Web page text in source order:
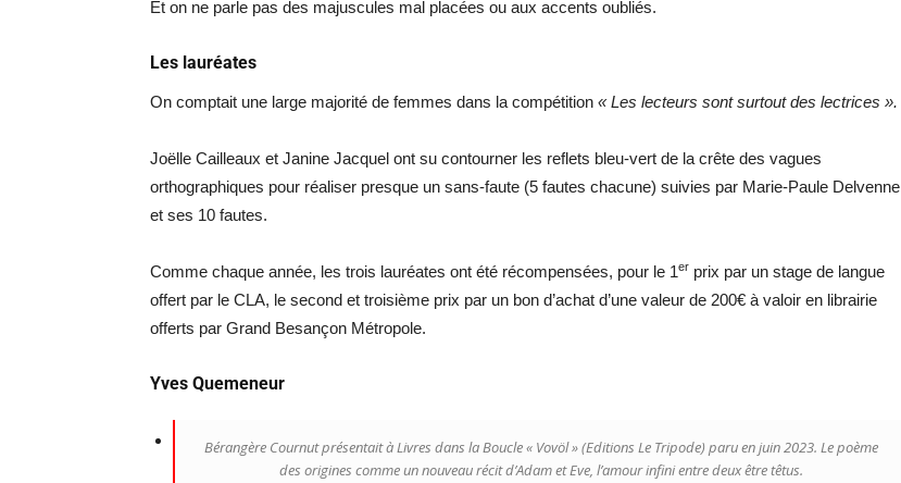
Et on ne parle pas des majuscules mal placées ou aux accents oubliés.
Les lauréates
On comptait une large majorité de femmes dans la compétition « Les lecteurs sont surtout des lectrices ».
Joëlle Cailleaux et Janine Jacquel ont su contourner les reflets bleu-vert de la crête des vagues
orthographiques pour réaliser presque un sans-faute (5 fautes chacune) suivies par Marie-Paule Delvenne
et ses 10 fautes.
Comme chaque année, les trois lauréates ont été récompensées, pour le 1er prix par un stage de langue
offert par le CLA, le second et troisième prix par un bon d’achat d’une valeur de 200€ à valoir en librairie
offerts par Grand Besançon Métropole.
Yves Quemeneur
Bérangère Cournut présentait à Livres dans la Boucle « Vovöl » (Editions Le Tripode) paru en juin 2023. Le poème
des origines comme un nouveau récit d’Adam et Eve, l’amour infini entre deux être têtus.